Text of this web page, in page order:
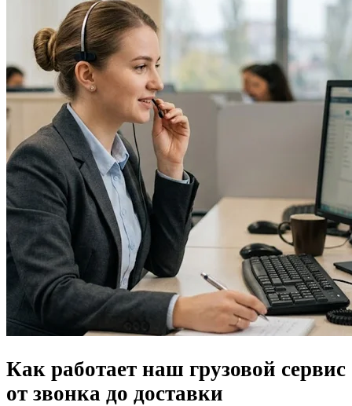
Как работает наш грузовой сервис
от звонка до доставки